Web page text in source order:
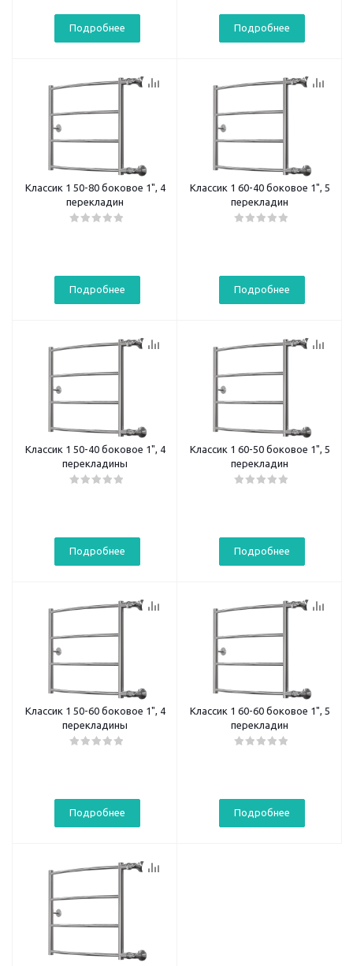
Подробнее Подробнее
Классик 1 50-80 боковое 1", 4
перекладин
Подробнее
Классик 1 60-40 боковое 1", 5
перекладин
Подробнее
Классик 1 50-40 боковое 1", 4
перекладины
Подробнее
Классик 1 60-50 боковое 1", 5
перекладин
Подробнее
Классик 1 50-60 боковое 1", 4
перекладины
Подробнее
Классик 1 60-60 боковое 1", 5
перекладин
Подробнее